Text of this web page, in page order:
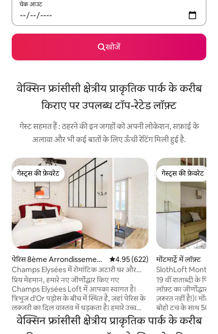
चेक आउट
खोजें
वेक्सिन फ्रांसीसी क्षेत्रीय प्राकृतिक पार्क के करीब
किराए पर उपलब्ध टॉप-रेटेड लॉफ़्ट
गेस्ट सहमत हैं : ठहरने की इन जगहों को अपनी लोकेशन, सफ़ाई के
अलावा और भी कई बातों के लिए ऊँची रेटिंग मिली हुई है.
गेस्ट्स की फ़ेवरेट
गेस्ट्स की फ़ेवरेट
पेरिस 8ème Arrondissement
में लॉफ़्ट
औसत रेटिंग 5 में से 4.95, 622 समीक्षाएँ
4.95 (622)
Champs Elysées में रोमांटिक अटारी घर और
Jaccuzi
प्रिय मेहमान, हमारे नए जीर्णोद्धार किए गए
Champs Elysées Loft में आपका स्वागत है।
त्रिभुज d'Or पड़ोस के बीच में स्थित है, जहां पेरिस के
लक्जरी का दिल वास्तव में धड़कता है। हमारे उच्च
मानक आपके साथ सभी सर्वोत्तम गुणवत्ता वाले
उत्पादों को साझा करने की हमारी इच्छा से मेल खाते
गेस्ट्स की फ़ेवरेट
गेस्ट्स की फ़ेवरेट
मोंटमार्ट्रे में लॉफ़्ट
SlothLoft
19 वीं शताब्दी के
लॉफ़्ट का जीर्णोद्धार
ज़रूरत नहीं है!)।
बोहो टच के साथ 50
बेड, बेहतरीन
बंक बेड। पिगाले के
वेक्सिन फ्रांसीसी क्षेत्रीय प्राकृतिक पार्क के करीब